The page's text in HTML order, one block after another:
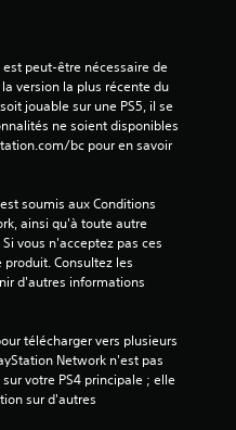
a
v
s
est peut-être nécessaire de
version la plus récente du
jouable sur une PS5, il se
ne soient disponibles
bc pour en savoir
soumis aux Conditions
ainsi qu'à toute autre
vous n'acceptez pas ces
Consultez les
d'autres informations
télécharger vers plusieurs
Network n'est pas
votre PS4 principale ; elle
sur d'autres